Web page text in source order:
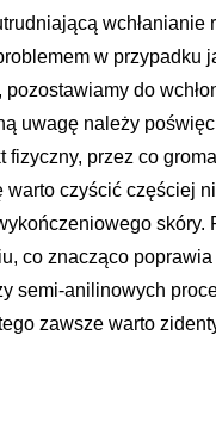
wchłanianie
w przypadku
do
uwagę należy
fizyczny, przez co
czyścić częściej
co znacząco
semi-anilinowych
zawsze warto